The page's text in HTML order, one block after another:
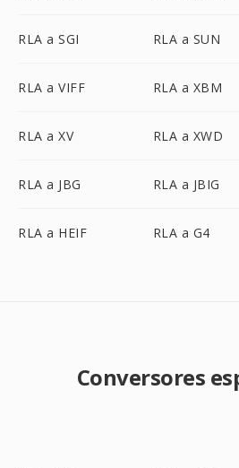
RLA a SGI RLA a SUN
RLA a VIFF RLA a XBM
RLA a XV RLA a XWD
RLA a JBG RLA a JBIG
RLA a HEIF RLA a G4
Conversores